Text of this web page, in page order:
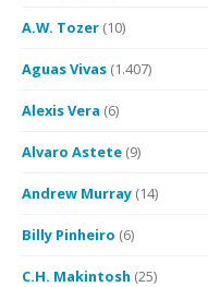
A.W. Tozer (10)
Aguas Vivas (1.407)
Alexis Vera (6)
Alvaro Astete (9)
Andrew Murray (14)
Billy Pinheiro (6)
C.H. Makintosh (25)